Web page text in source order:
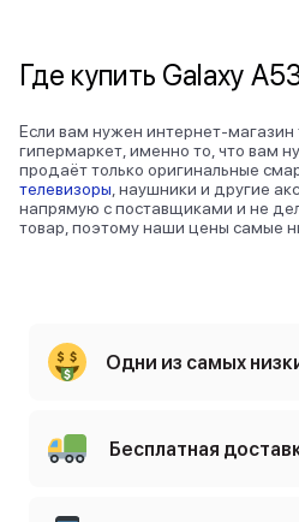
Где купить Galaxy
Если вам нужен интернет-магазин
гипермаркет, именно то, что вам
продаёт только оригинальные
телевизоры наушники и другие
напрямую с поставщиками и не
товар, поэтому наши цены самые
Одни из самых
Бесплатная